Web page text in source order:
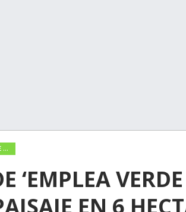
SAN BARTOLOMÉ DE TIRAJANA
‘EMPLEA VERDE